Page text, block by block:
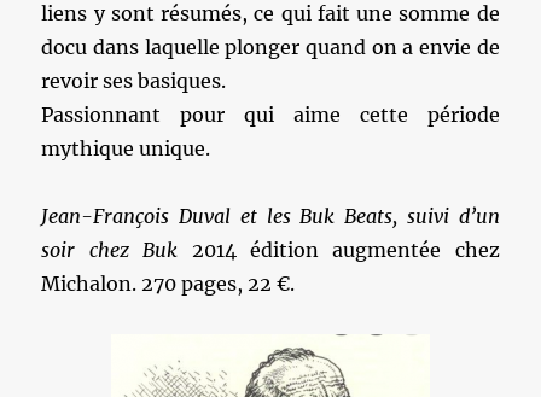
liens y sont résumés, ce qui fait une somme de
docu dans laquelle plonger quand on a envie de
revoir ses basiques.
Passionnant pour qui aime cette période
mythique unique.
Jean-François Duval et les Buk Beats, suivi d’un
soir chez Buk 2014 édition augmentée chez
Michalon. 270 pages, 22 €.